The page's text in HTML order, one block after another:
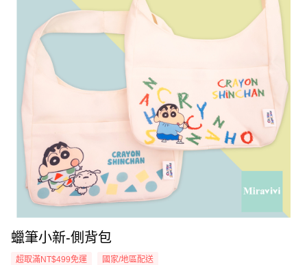
蠟筆小新-側背包
超取滿NT$499免運 國家/地區配送